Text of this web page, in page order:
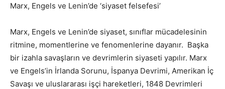
Marx, Engels ve Lenin’de ‘siyaset felsefesi’
Marx, Engels ve Lenin’de siyaset, sınıflar mücadelesinin
ritmine, momentlerine ve fenomenlerine dayanır. Başka
bir izahla savaşların ve devrimlerin siyaseti yapılır. Marx
ve Engels’in İrlanda Sorunu, İspanya Devrimi, Amerikan İç
Savaşı ve uluslararası işçi hareketleri, 1848 Devrimleri